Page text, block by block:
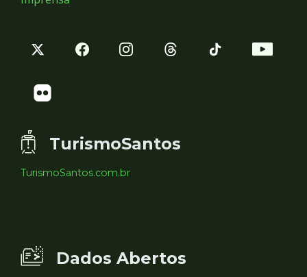
TurismoSantos
TurismoSantos.com.br
Dados Abertos